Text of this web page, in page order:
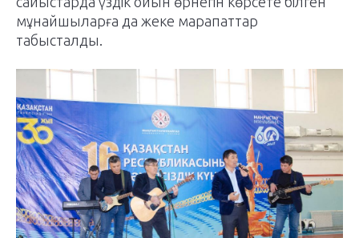
мұнайшыларға да жеке марапаттар
табысталды.